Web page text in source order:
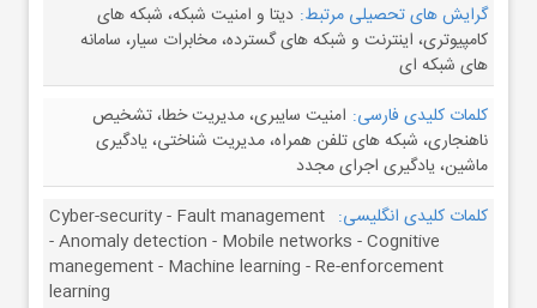
گرایش های تحصیلی مرتبط: دیتا و امنیت شبکه، شبکه های
کامپیوتری، اینترنت و شبکه های گسترده، مخابرات سیار، سامانه
های شبکه ای
کلمات کلیدی فارسی: امنیت سایبری، مدیریت خطا، تشخیص
ناهنجاری، شبکه های تلفن همراه، مدیریت شناختی، یادگیری
ماشین، یادگیری اجرای مجدد
کلمات کلیدی انگلیسی: Cyber-security - Fault management
- Anomaly detection - Mobile networks - Cognitive
manegement - Machine learning - Re-enforcement
learning